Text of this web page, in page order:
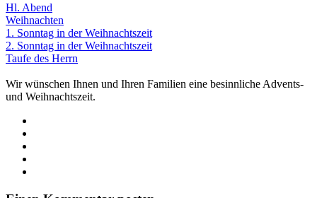
Hl. Abend
Weihnachten
1. Sonntag in der Weihnachtszeit
2. Sonntag in der Weihnachtszeit
Taufe des Herrn
Wir wünschen Ihnen und Ihren Familien eine besinnliche Advents-
und Weihnachtszeit.